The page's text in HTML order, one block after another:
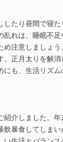
したり昼間で寝
乱れは、睡眠不
注意しましょう
。正月太りを解
にも、生活リズム
紹介しました。
飲暴食してしま